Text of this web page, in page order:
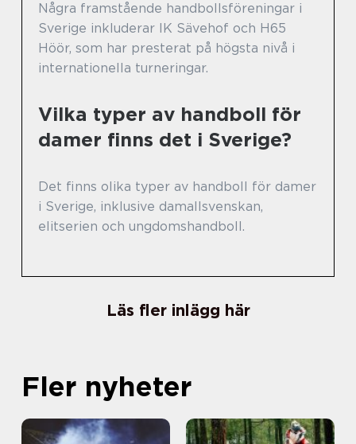
Några framstående handbollsföreningar i
Sverige inkluderar IK Sävehof och H65
Höör, som har presterat på högsta nivå i
internationella turneringar.
Vilka typer av handboll för
damer finns det i Sverige?
Det finns olika typer av handboll för damer
i Sverige, inklusive damallsvenskan,
elitserien och ungdomshandboll.
Läs fler inlägg här
Fler nyheter